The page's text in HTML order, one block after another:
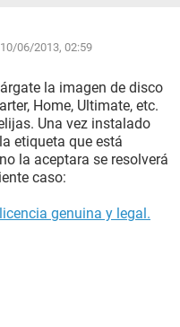
06/2013, 02:59
la imagen de disco
Home, Ultimate, etc.
Una vez instalado
etiqueta que está
la aceptara se resolverá
caso:
genuina y legal.